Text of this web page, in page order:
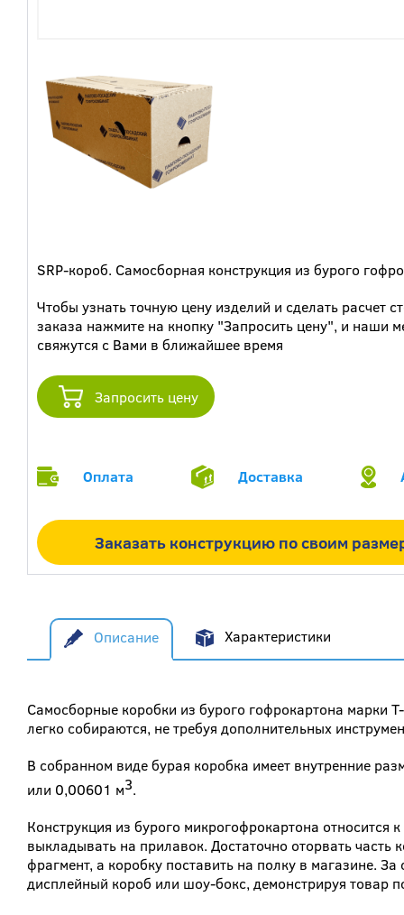
SRP-короб. Самосборная конструкция из бурого
Чтобы узнать точную цену изделий и сделать расчет
заказа нажмите на кнопку "Запросить цену", и наши
свяжутся с Вами в ближайшее время
Запросить цену
Оплата Доставка
Заказать конструкцию по своим
Описание Характеристики
Самосборные коробки из бурого гофрокартона марки
легко собираются, не требуя дополнительных
В собранном виде бурая коробка имеет внутренние
или 0,00601 м3.
Конструкция из бурого микрогофрокартона относится к
выкладывать на прилавок. Достаточно оторвать
фрагмент, а коробку поставить на полку в магазине.
дисплейный короб или шоу-бокс, демонстрируя товар